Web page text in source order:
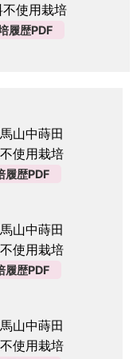
使用栽培
履歴PDF
山中蒔田
使用栽培
履歴PDF
山中蒔田
使用栽培
履歴PDF
山中蒔田
使用栽培